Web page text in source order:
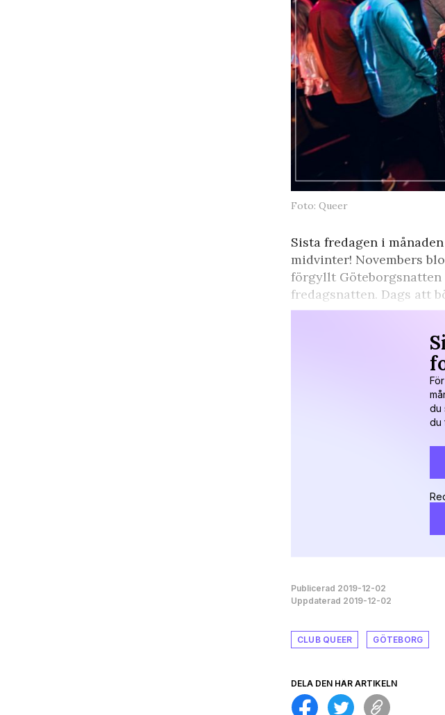
Foto: Queer
Sista fredagen i
midvinter! Novembers
förgyllt Göteborgsnatten
fredagsnatten. Dags att
du
du
Publicerad 2019-12-02
Uppdaterad 2019-12-02
CLUB QUEER GÖTEBORG
DELA DEN HÄR ARTIKELN